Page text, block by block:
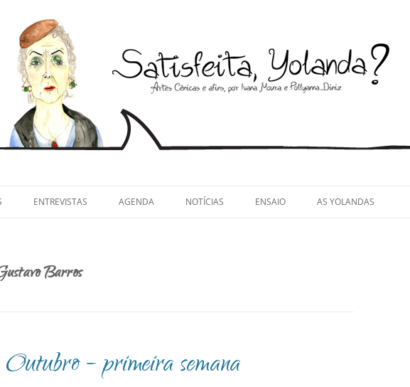
ENTREVISTAS AGENDA NOTÍCIAS ENSAIO AS YOLANDAS
Barros
– primeira semana